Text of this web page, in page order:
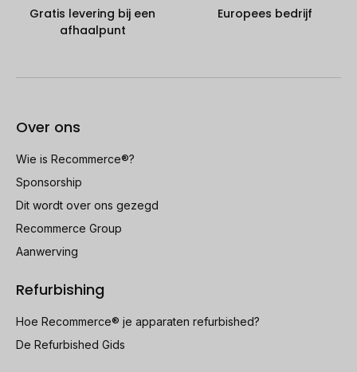
Gratis levering bij een
afhaalpunt
Europees bedrijf
Over ons
Wie is Recommerce®?
Sponsorship
Dit wordt over ons gezegd
Recommerce Group
Aanwerving
Refurbishing
Hoe Recommerce® je apparaten refurbished?
De Refurbished Gids